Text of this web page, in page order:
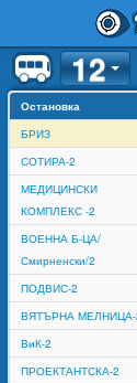
12
Остановка
БРИЗ
СОТИРА-2
МЕДИЦИНСКИ
КОМПЛЕКС -2
ВОЕННА Б-ЦА/
Смирненски/2
ПОДВИС-2
ВЯТЪРНА МЕЛНИЦА-
ВиК-2
ПРОЕКТАНТСКА-2